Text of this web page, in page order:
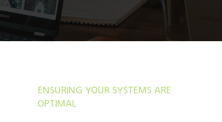
ENSURING YOUR SYSTEMS ARE
OPTIMAL